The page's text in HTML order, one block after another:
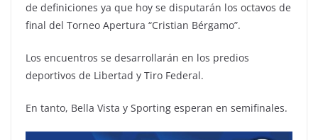
de definiciones ya que hoy se disputarán los octavos de
final del Torneo Apertura “Cristian Bérgamo”.
Los encuentros se desarrollarán en los predios
deportivos de Libertad y Tiro Federal.
En tanto, Bella Vista y Sporting esperan en semifinales.